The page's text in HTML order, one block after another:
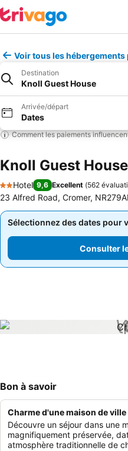
Voir tous les
Destination
Knoll Guest House
Arrivée/départ
Dates
Comment les paiements
Knoll Guest House
2 Étoiles
Hotel 9,6 Excellent (562
23 Alfred Road, Cromer,
Sélectionnez des dates pour
Sélectionnez des dates pour
Consulter
Bon à savoir
Charme d'une maison de
Découvre un séjour dans une
magnifiquement préservée,
atmosphère traditionnelle de